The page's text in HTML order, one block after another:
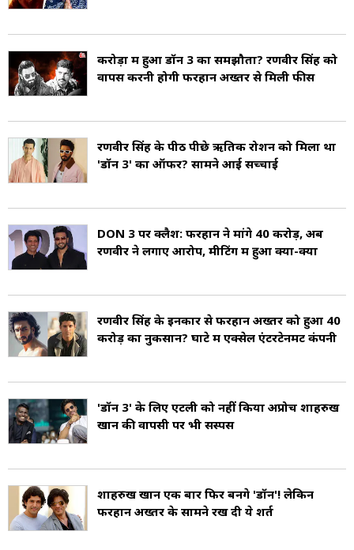
करोड़ों में हुआ डॉन 3 का समझौता? रणवीर सिंह को
वापस करनी होगी फरहान अख्तर से मिली फीस
रणवीर सिंह के पीठ पीछे ऋतिक रोशन को मिला था
'डॉन 3' का ऑफर? सामने आई सच्चाई
DON 3 पर क्लैश: फरहान ने मांगे 40 करोड़, अब
रणवीर ने लगाए आरोप, मीट‍िंग में हुआ क्या-क्या
रणवीर सिंह के इनकार से फरहान अख्तर को हुआ 40
करोड़ का नुकसान? घाटे में एक्सेल एंटरटेनमेंट कंपनी
'डॉन 3' के लिए एटली को नहीं किया अप्रोच शाहरुख
खान की वापसी पर भी सस्पेंस
शाहरुख खान एक बार फिर बनेंगे 'डॉन'! लेकिन
फरहान अख्तर के सामने रख दी ये शर्त